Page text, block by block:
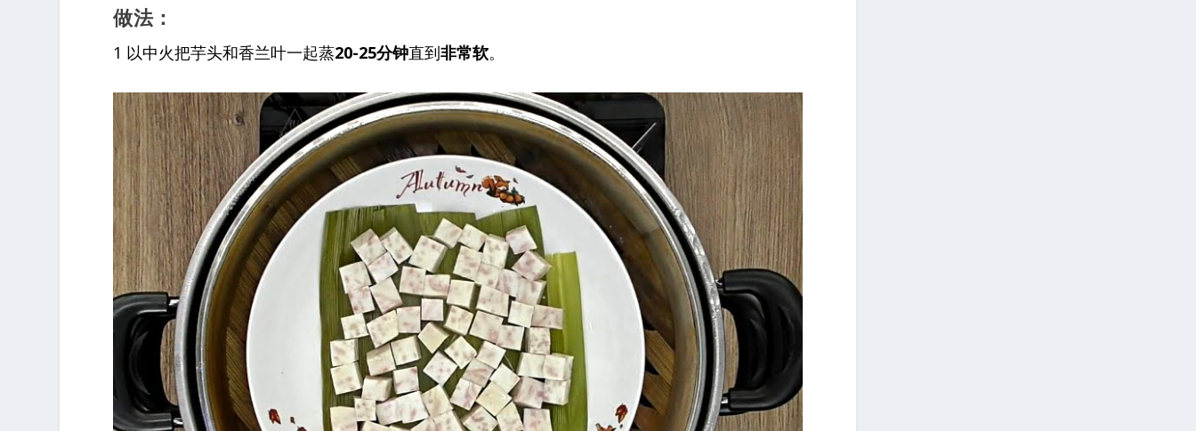
做法：
1 以中火把芋头和香兰叶一起蒸20-25分钟直到非常软。